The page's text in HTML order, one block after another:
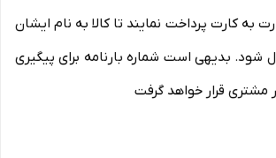
به کارت پرداخت نمایند تا کالا به نام ایشان
شود. بدیهی است شماره بارنامه برای پیگیری
مشتری قرار خواهد گرفت